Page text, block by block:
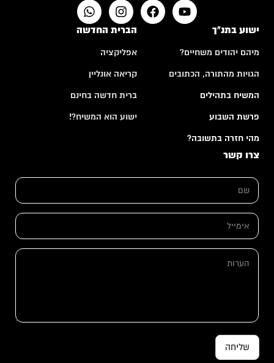
ישוע בתנ"ך
מיהם יהודים משחיים?
הגויות מהתורה, הכתובים
המשיח בתהילים
פרשת השבוע
מהי חזרה בתשובה?
הברית החדשה
אפליקציה
קריאה אונליין
ברית חדשה בחינם
ישוע הוא המשיח?!
צרו קשר
ש
*
א
מ
יא
ש
ה
שליחה